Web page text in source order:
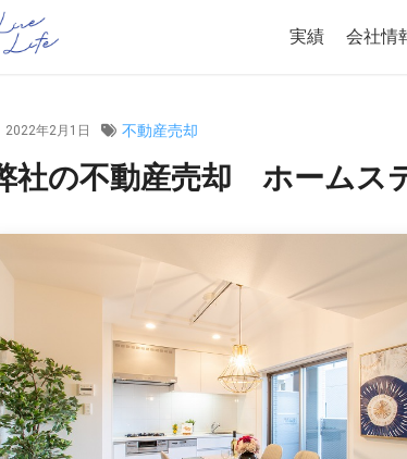
実績 会社情
2022年2月1日 不動産売却
社の不動産売却 ホームス